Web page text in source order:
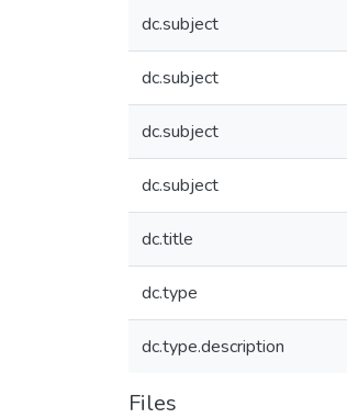
dc.subject
dc.subject
dc.subject
dc.subject
dc.title
dc.type
dc.type.description
Files